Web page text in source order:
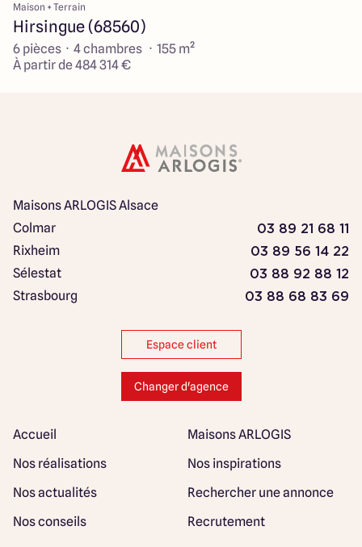
Maison + Terrain
Hirsingue (68560)
6 pièces · 4 chambres · 155 m²
À partir de 484 314 €
Maisons ARLOGIS Alsace
Colmar
03 89 21 68 11
Rixheim 03 89 56 14 22
Sélestat 03 88 92 88 12
Strasbourg 03 88 68 83 69
Espace client
Changer d'agence
Accueil
Maisons ARLOGIS
Nos réalisations
Nos inspirations
Nos actualités
Rechercher une annonce
Nos conseils
Recrutement